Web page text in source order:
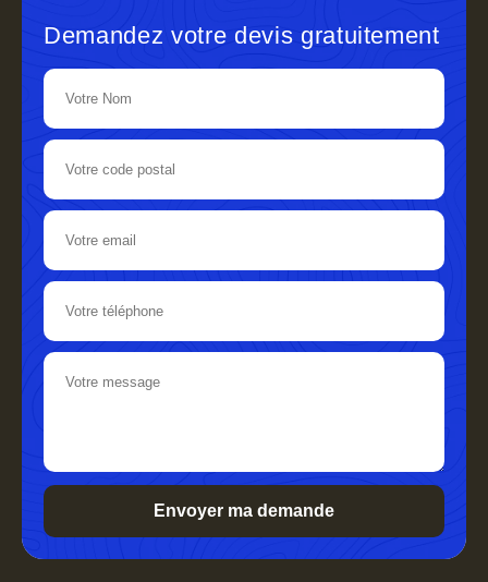
Demandez votre devis gratuitement